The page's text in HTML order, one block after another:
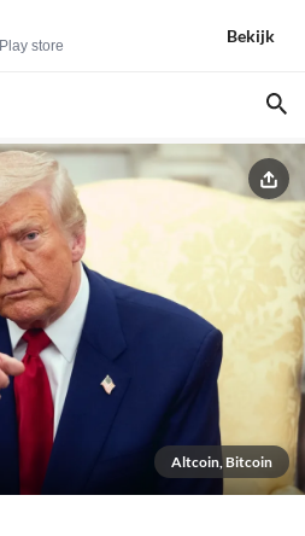
store
Bekijk
Altcoin, Bitcoin